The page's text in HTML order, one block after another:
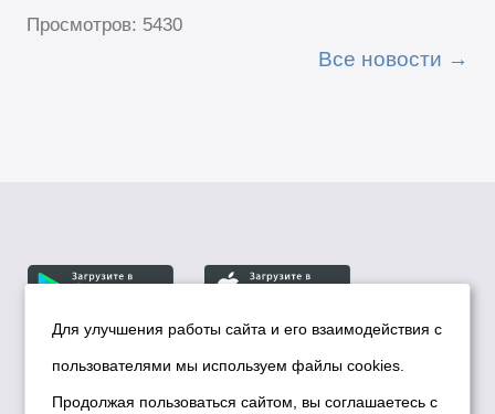
Просмотров: 5430
Все новости
© Департамент информационной политики мэрии
города Новосибирска, 2026
Для улучшения работы сайта и его взаимодействия с
пользователями мы используем файлы cookies.
Продолжая пользоваться сайтом, вы соглашаетесь с